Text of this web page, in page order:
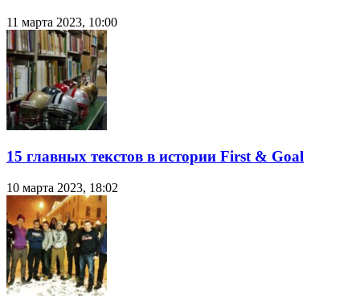
11 марта 2023, 10:00
15 главных текстов в истории First & Goal
10 марта 2023, 18:02